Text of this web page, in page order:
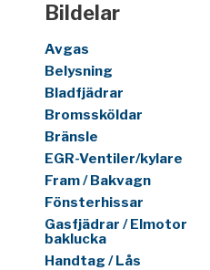
Bildelar
Avgas
Belysning
Bladfjädrar
Bromssköldar
Bränsle
EGR-Ventiler/kylare
Fram / Bakvagn
Fönsterhissar
Gasfjädrar / Elmotor
baklucka
Handtag / Lås